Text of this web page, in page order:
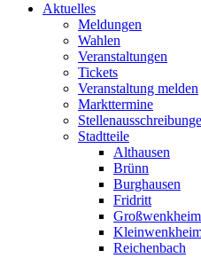
Aktuelles
Meldungen
Wahlen
Veranstaltungen
Tickets
Veranstaltung melden
Markttermine
Stadtteile
Althausen
Brünn
Burghausen
Fridritt
Großwenkheim
Reichenbach